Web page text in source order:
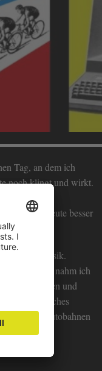
Tag, an dem ich
noch klingt und wirkt.
Dekaden
klingen heute besser
der Musik.
später nahm ich
Reisen und
musikalisches
Autobahnen